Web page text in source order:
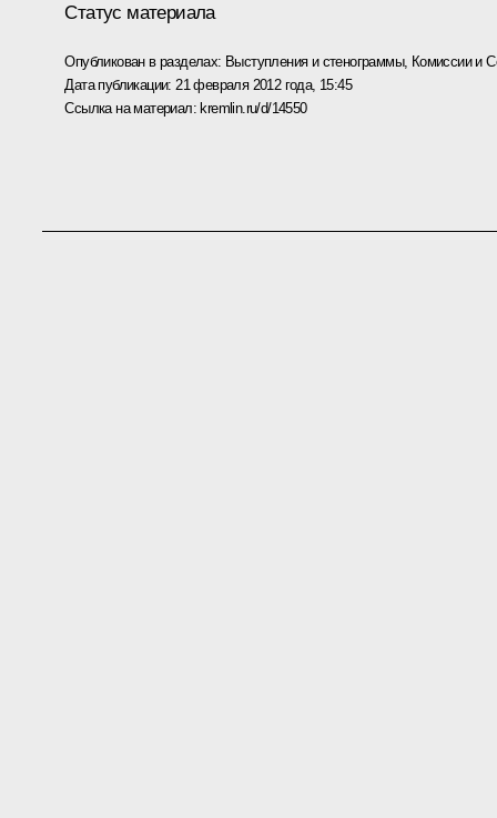
Статус материала
Опубликован в разделах: Выступления и стенограммы, Комиссии и
Дата публикации: 21 февраля 2012 года, 15:45
Ссылка на материал: kremlin.ru/d/14550